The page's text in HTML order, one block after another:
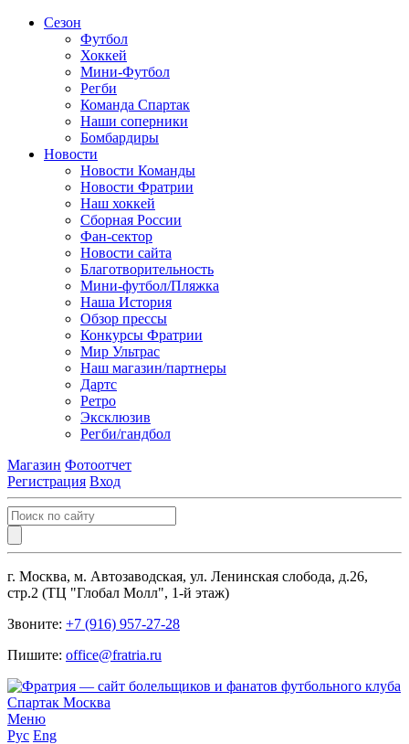
Сезон
Футбол
Хоккей
Мини-Футбол
Регби
Команда Спартак
Наши соперники
Бомбардиры
Новости
Новости Команды
Новости Фратрии
Наш хоккей
Сборная России
Фан-cектор
Новости сайта
Благотворительность
Мини-футбол/Пляжка
Наша История
Обзор прессы
Конкурсы Фратрии
Мир Ультрас
Наш магазин/партнеры
Дартс
Ретро
Эксклюзив
Регби/гандбол
Магазин Фотоотчет
Регистрация Вход
г. Москва, м. Автозаводская, ул. Ленинская слобода, д.26,
стр.2 (ТЦ "Глобал Молл", 1-й этаж)
Звоните: +7 (916) 957-27-28
Пишите: office@fratria.ru
Меню
Рус Eng